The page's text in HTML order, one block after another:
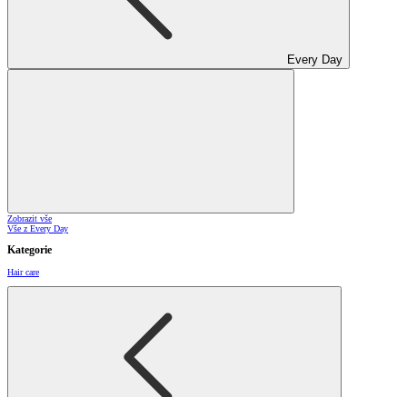
Every Day
Zobrazit vše
Vše z Every Day
Kategorie
Hair care